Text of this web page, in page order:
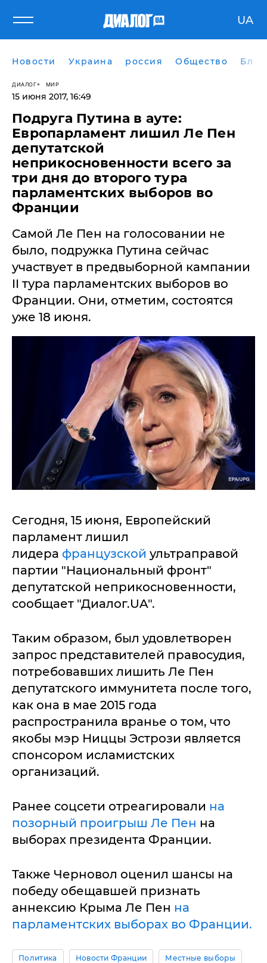
UA
Новости Украина россия Общество
ДИАЛОГ МИР
15 июня 2017, 16:49
Подруга Путина в ауте:
Европарламент лишил Ле Пен
депутатской
неприкосновенности всего за
три дня до второго тура
парламентских выборов во
Франции
Самой Ле Пен на голосовании не
было, подружка Путина сейчас
участвует в предвыборной кампании
II тура парламентских выборов во
Франции. Они, отметим, состоятся
уже 18 июня.
Сегодня, 15 июня, Европейский
парламент лишил
лидера французской ультраправой
партии "Национальный фронт"
депутатской неприкосновенности,
сообщает "Диалог.UA".
Таким образом, был удовлетворен
запрос представителей правосудия,
потребовавших лишить Ле Пен
депутатского иммунитета после того,
как она в мае 2015 года
распространила вранье о том, что
якобы мэр Ниццы Эстрози является
спонсором исламистских
организаций.
Ранее соцсети отреагировали на
позорный проигрыш Ле Пен на
выборах президента Франции.
Также Черновол оценил шансы на
победу обещавшей признать
аннексию Крыма Ле Пен на
парламентских выборах во Франции.
Политика Новости Франции Местные выборы